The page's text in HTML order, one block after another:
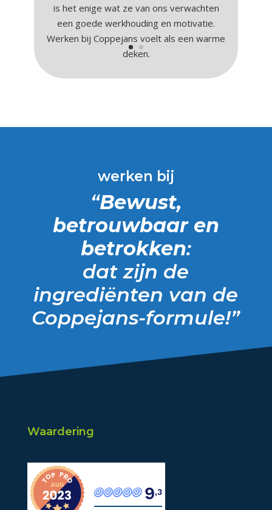
is het enige wat ze van ons verwachten
een goede werkhouding en motivatie.
Werken bij Coppejans voelt als een warme
deken.
werken bij
“Bewust,
betrouwbaar en
betrokken:
dat zijn de
ingrediënten van de
Coppejans-formule!”
Waardering
9,3